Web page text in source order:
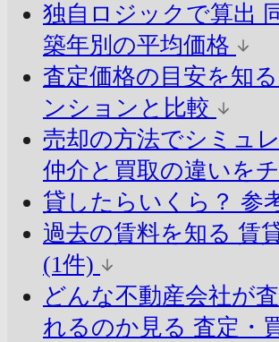
独自ロジックで算出
築年別の平均価格
査定価格の目安を知る
ンションと比較
売却の方法でシミュ
仲介と買取の違いを
貸したらいくら？ 参
過去の賃料を知る 賃
(1件)
どんな不動産会社が
れるのか見る 査定・